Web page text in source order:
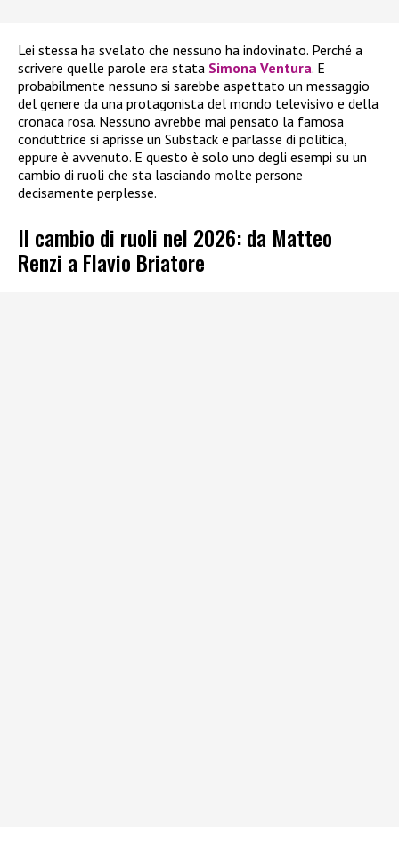
Lei stessa ha svelato che nessuno ha indovinato. Perché a
scrivere quelle parole era stata Simona Ventura. E
probabilmente nessuno si sarebbe aspettato un messaggio
del genere da una protagonista del mondo televisivo e della
cronaca rosa. Nessuno avrebbe mai pensato la famosa
conduttrice si aprisse un Substack e parlasse di politica,
eppure è avvenuto. E questo è solo uno degli esempi su un
cambio di ruoli che sta lasciando molte persone
decisamente perplesse.
Il cambio di ruoli nel 2026: da Matteo
Renzi a Flavio Briatore